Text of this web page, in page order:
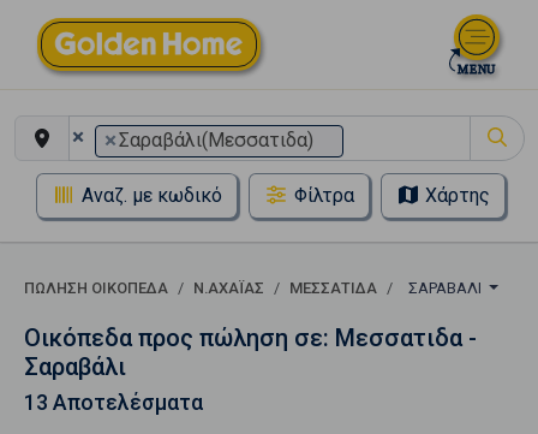
× ×Σαραβάλι(Μεσσατιδα)
Αναζ. με κωδικό Φίλτρα Χάρτης
ΠΏΛΗΣΗ ΟΙΚΌΠΕΔΑ Ν.ΑΧΑΪΑΣ ΜΕΣΣΑΤΙΔΑ ΣΑΡΑΒΆΛΙ
Οικόπεδα προς πώληση σε: Μεσσατιδα -
Σαραβάλι
13 Αποτελέσματα